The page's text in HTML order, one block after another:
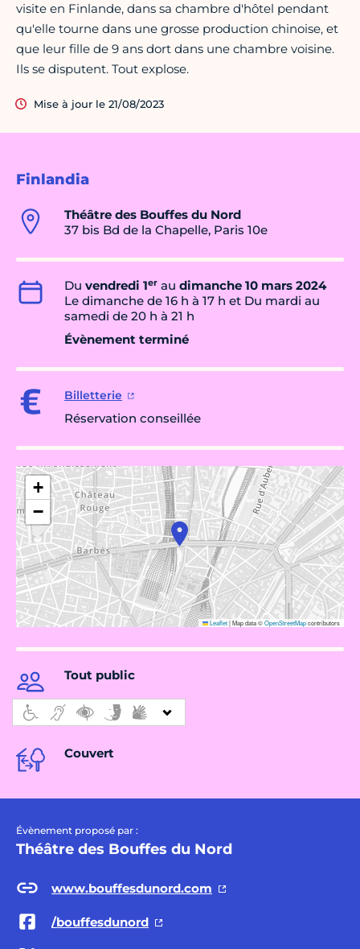
Finlandia
Théâtre des Bouffes du Nord
37 bis Bd de la Chapelle, Paris 10e
Du vendredi 1er au dimanche 10 mars 2024
Le dimanche de 16 h à 17 h et Du mardi au
samedi de 20 h à 21 h
Évènement terminé
Billetterie
Réservation conseillée
+
−
Leaflet|Map data ©OpenStreetMapcontributors
Tout public
Couvert
Évènement proposé par :
Théâtre des Bouffes du Nord
www.bouffesdunord.com
/bouffesdunord
visite en Finlande, dans sa chambre d'hôtel pendant
qu'elle tourne dans une grosse production chinoise, et
que leur fille de 9 ans dort dans une chambre voisine.
Ils se disputent. Tout explose.
Mise à jour le 21/08/2023